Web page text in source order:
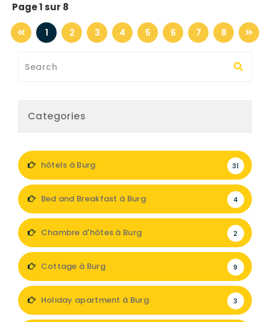
Page 1 sur 8
1 2 3 4 5 6 7 8
Categories
hôtels à Burg 31
Bed and Breakfast à Burg 4
Chambre d'hôtes à Burg 2
Cottage à Burg 9
Holiday apartment à Burg 3